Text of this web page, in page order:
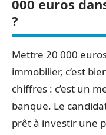
000 euros
?
Mettre 20 000
immobilier, c’est
chiffres : c’est un
banque. Le
prêt à investir une